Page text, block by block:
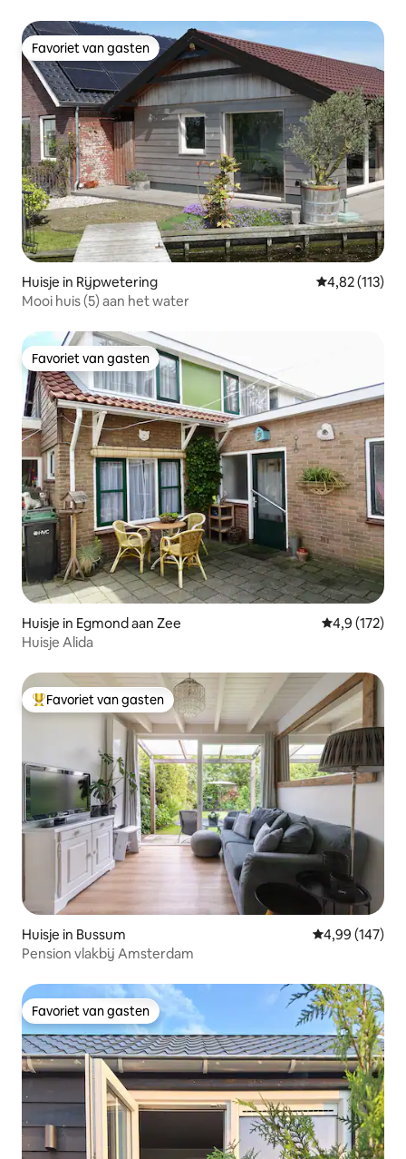
Favoriet van gasten
Favoriet van gasten
Huisje in Rijpwetering Gemiddelde
4,82 (113)
Mooi huis (5) aan het water
Favoriet van gasten
Favoriet van gasten
Huisje in Egmond aan Zee Gemiddelde
4,9 (172)
Huisje Alida
Topfavoriet van gasten
Favoriet van gasten
Huisje in Bussum Gemiddelde
4,99 (147)
Pension vlakbij Amsterdam
Favoriet van gasten
Favoriet van gasten